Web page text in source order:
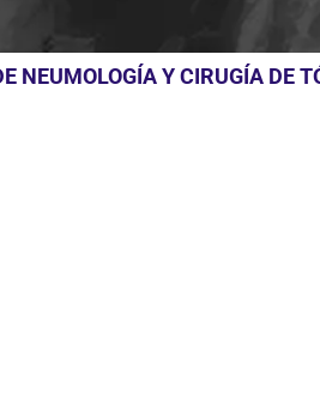
NEUMOLOGÍA Y CIRUGÍA DE